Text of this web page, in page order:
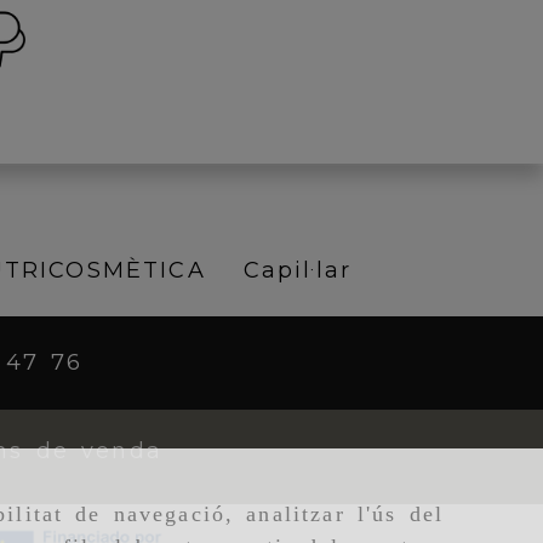
de navegació, analitzar l'ús del
Capil·lar
76
de venda